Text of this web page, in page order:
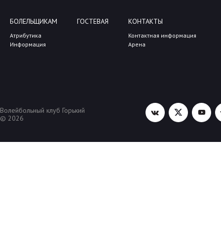
БОЛЕЛЬЩИКАМ
Атрибутика
Информация
ГОСТЕВАЯ КОНТАКТЫ
Контактная информация
Арена
Волейбольный клуб Горький
© 2026